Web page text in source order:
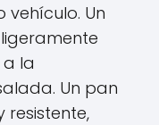
vehículo. Un
la
Un pan